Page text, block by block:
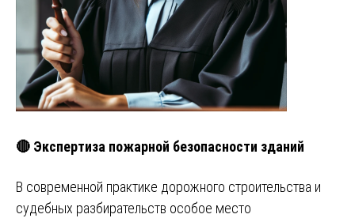
🔴 Экспертиза пожарной безопасности зданий
В современной практике дорожного строительства и
судебных разбирательств особое место